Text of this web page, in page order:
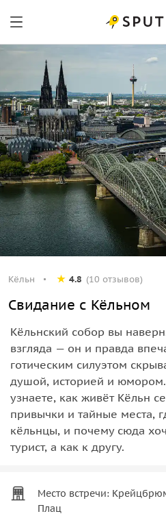
Кёльн 4.8 (10 отзывов)
Свидание с Кёльном
Кёльнский собор вы
взгляда — он и правда
готическим силуэтом
душой, историей и
узнаете, как живёт Кёльн
привычки и тайные места,
кёльнцы, и почему сюда
турист, а как к другу.
Место встречи:
Плац